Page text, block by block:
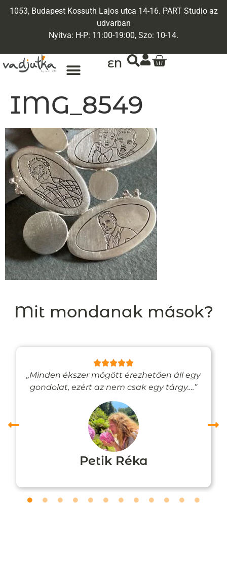
1053, Budapest Kossuth Lajos utca 14-16. PART Studio az
udvarban
Nyitva: H-P: 11:00-19:00, Szo: 10-14.
EN
IMG_8549
Mit mondanak mások?
„Minden ékszer mögött érezhetően áll egy
gondolat, ezért az nem csak egy tárgy….”
Petik Réka